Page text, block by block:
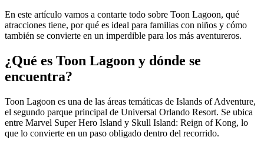
En este artículo vamos a contarte todo sobre Toon Lagoon, qué
atracciones tiene, por qué es ideal para familias con niños y cómo
también se convierte en un imperdible para los más aventureros.
¿Qué es Toon Lagoon y dónde se
encuentra?
Toon Lagoon es una de las áreas temáticas de Islands of Adventure,
el segundo parque principal de Universal Orlando Resort. Se ubica
entre Marvel Super Hero Island y Skull Island: Reign of Kong, lo
que lo convierte en un paso obligado dentro del recorrido.